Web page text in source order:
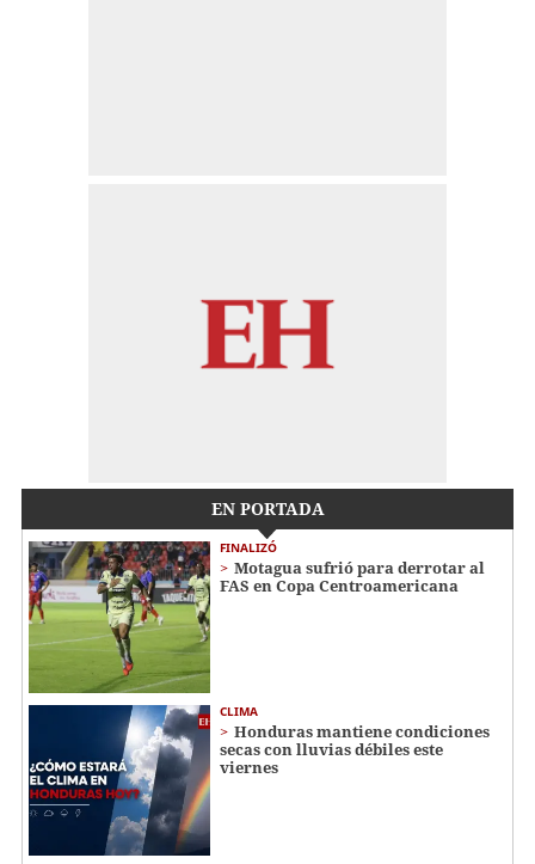
EN PORTADA
FINALIZÓ
Motagua sufrió para derrotar al
FAS en Copa Centroamericana
CLIMA
Honduras mantiene condiciones
secas con lluvias débiles este
viernes